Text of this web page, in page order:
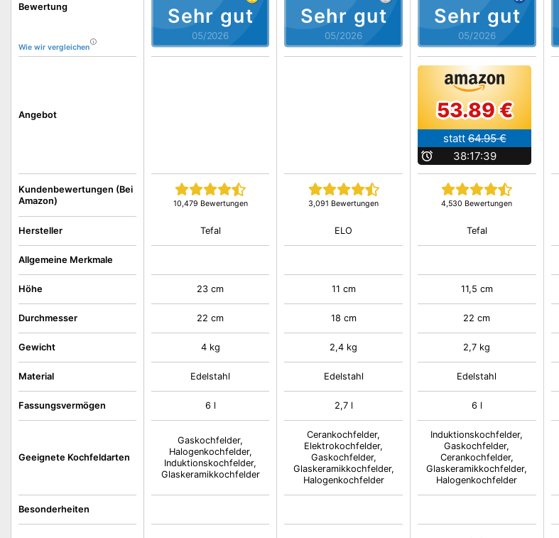
Bewertung
Wie wir vergleichen
Kundenbewertungen (Bei
Amazon)
Angebot
Hersteller
Allgemeine Merkmale
Höhe
Durchmesser
Gewicht
Material
Fassungsvermögen
Geeignete Kochfeldarten
Besonderheiten
Sehr gut
05/2026
10,479 Bewertungen
Tefal
23 cm
22 cm
4 kg
Edelstahl
6 l
Gaskochfelder,
Halogenkochfelder,
Induktionskochfelder,
Glaskeramikkochfelder
Sehr gut
05/2026
3,091 Bewertungen
ELO
11 cm
18 cm
2,4 kg
Edelstahl
2,7 l
Cerankochfelder,
Elektrokochfelder,
Gaskochfelder,
Glaskeramikkochfelder,
Halogenkochfelder
Sehr gut
05/2026
4,530 Bewertungen
53.89 €
statt 64.95 €
b 38:17:38
Tefal
11,5 cm
22 cm
2,7 kg
Edelstahl
6 l
Induktionskochfelder,
Gaskochfelder,
Cerankochfelder,
Glaskeramikkochfelder,
Halogenkochfelder